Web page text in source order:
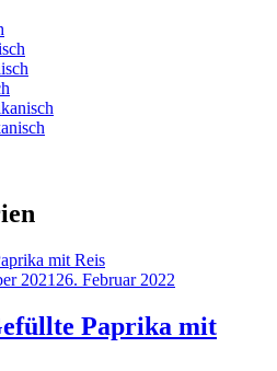
2021 26. Februar 2022
Paprika mit